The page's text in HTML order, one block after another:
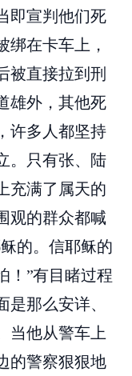
即宣判他们死
绑在卡车上，
被直接拉到刑
雄外，其他死
许多人都坚持
。只有张、陆
充满了属天的
观的群众都喊
的。信耶稣的
！”有目睹过程
那么安详、
当他从警车上
的警察狠狠地